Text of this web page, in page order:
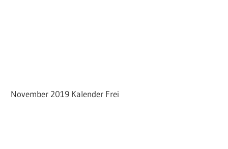
November 2019 Kalender Frei